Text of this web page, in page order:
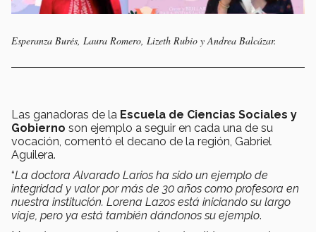
Esperanza Burés, Laura Romero, Lizeth Rubio y Andrea Balcázar.
Las ganadoras de la Escuela de Ciencias Sociales y
Gobierno son ejemplo a seguir en cada una de su
vocación, comentó el decano de la región, Gabriel
Aguilera.
“La doctora Alvarado Larios ha sido un ejemplo de
integridad y valor por más de 30 años como profesora en
nuestra institución. Lorena Lazos está iniciando su largo
viaje, pero ya está también dándonos su ejemplo.